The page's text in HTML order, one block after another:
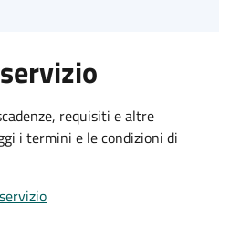
requisiti e altre
i termini e le condizioni di